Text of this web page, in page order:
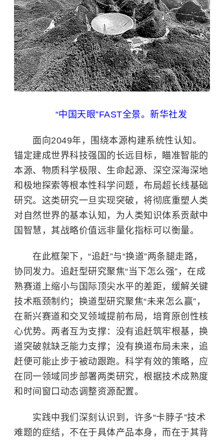
“中国天眼”FAST全景。新华社发
面向2049年，围绕本源构建系统性认知。
锚定建成世界科技强国的长远目标，瞄准智能的
本源、物质科学极限、生命起源、深空深海深地
和极地探索等根本性科学问题，布局超长线基础
研究。这类研究一旦实现突破，将彻底重塑人类
对自然世界的基本认知，为人类知识体系贡献中
国智慧，其战略价值远非量化指标可以衡量。
在此框架下，“追赶”与“换道”两条腿走路，
协同发力。追赶型研究聚焦“当下怎么强”，在成
熟赛道上缩小与国际顶尖水平的差距，缓解关键
技术瓶颈制约；换道型研究聚焦“未来怎么赢”，
在新兴赛道和交叉领域提前布局，培育原创性核
心优势。两者互为支撑：没有追赶筑牢根基，换
道突破就缺乏能力支撑；没有换道布局未来，追
赶便可能止步于被动跟跑。科学有效的策略，应
在同一领域同步部署两类研究，根据技术成熟度
和时间窗口动态调整资源配置。
实践中我们深刻认识到，许多“卡脖子”技术
难题的症结，不在于具体产品本身，而在于其背